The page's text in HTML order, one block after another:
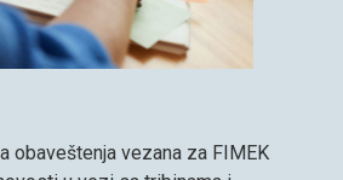
obaveštenja vezana za FIMEK